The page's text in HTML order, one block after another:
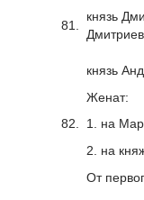
81.
князь
82.
князь
Женат:
1. на
2. на
От